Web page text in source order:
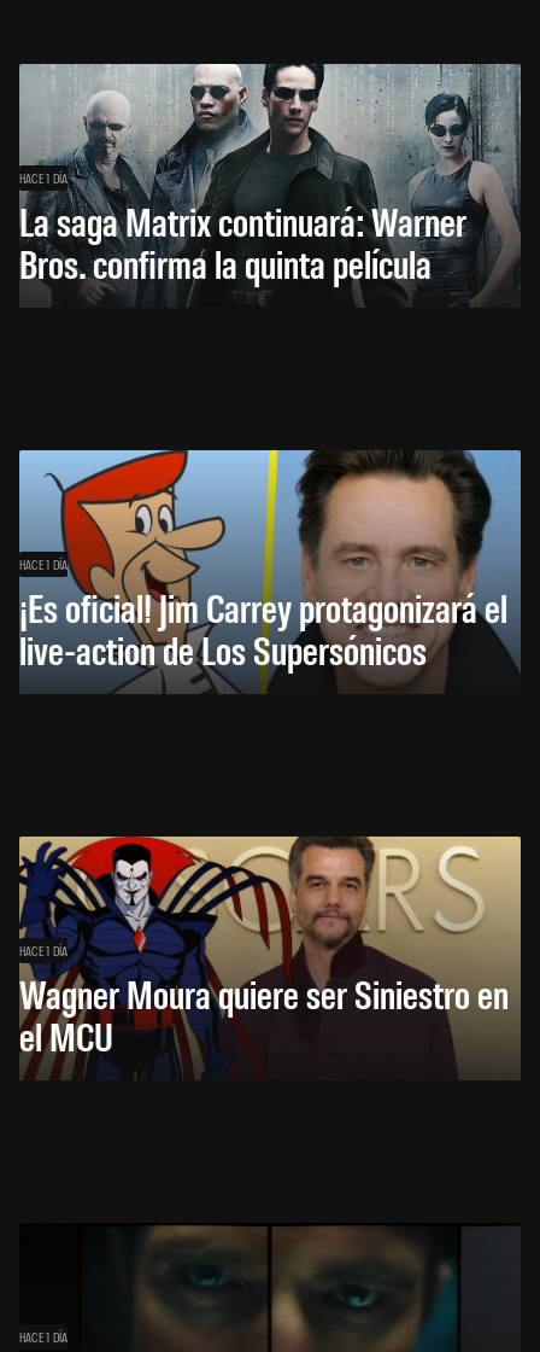
HACE 1 DÍA
La saga Matrix continuará: Warner
Bros. confirma la quinta película
HACE 1 DÍA
¡Es oficial! Jim Carrey protagonizará el
live-action de Los Supersónicos
HACE 1 DÍA
Wagner Moura quiere ser Siniestro en
el MCU
HACE 1 DÍA